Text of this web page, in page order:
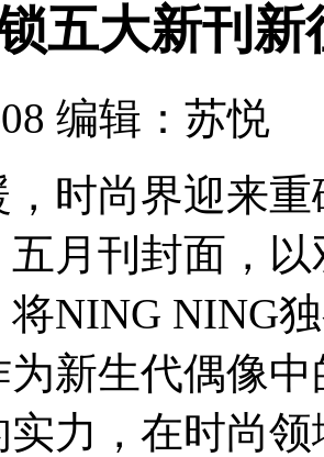
五大新刊新
编辑：苏悦
，时尚界迎来
五月刊封面，
NING NING
为新生代偶像
力，在时尚